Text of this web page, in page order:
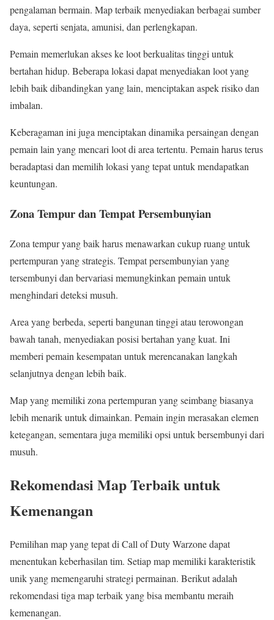
pengalaman bermain. Map terbaik menyediakan berbagai sumber
daya, seperti senjata, amunisi, dan perlengkapan.
Pemain memerlukan akses ke loot berkualitas tinggi untuk
bertahan hidup. Beberapa lokasi dapat menyediakan loot yang
lebih baik dibandingkan yang lain, menciptakan aspek risiko dan
imbalan.
Keberagaman ini juga menciptakan dinamika persaingan dengan
pemain lain yang mencari loot di area tertentu. Pemain harus terus
beradaptasi dan memilih lokasi yang tepat untuk mendapatkan
keuntungan.
Zona Tempur dan Tempat Persembunyian
Zona tempur yang baik harus menawarkan cukup ruang untuk
pertempuran yang strategis. Tempat persembunyian yang
tersembunyi dan bervariasi memungkinkan pemain untuk
menghindari deteksi musuh.
Area yang berbeda, seperti bangunan tinggi atau terowongan
bawah tanah, menyediakan posisi bertahan yang kuat. Ini
memberi pemain kesempatan untuk merencanakan langkah
selanjutnya dengan lebih baik.
Map yang memiliki zona pertempuran yang seimbang biasanya
lebih menarik untuk dimainkan. Pemain ingin merasakan elemen
ketegangan, sementara juga memiliki opsi untuk bersembunyi dari
musuh.
Rekomendasi Map Terbaik untuk
Kemenangan
Pemilihan map yang tepat di Call of Duty Warzone dapat
menentukan keberhasilan tim. Setiap map memiliki karakteristik
unik yang memengaruhi strategi permainan. Berikut adalah
rekomendasi tiga map terbaik yang bisa membantu meraih
kemenangan.